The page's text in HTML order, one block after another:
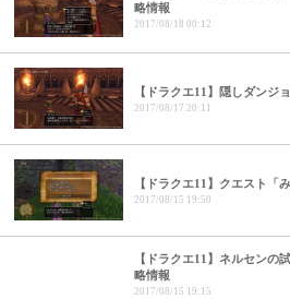
略情報
2017/08/18 00:12
【ドラクエ11】隠しダンジ
2017/08/17 20:11
【ドラクエ11】クエスト「
2017/08/15 19:50
【ドラクエ11】ネルセンの
略情報
2017/08/15 19:15